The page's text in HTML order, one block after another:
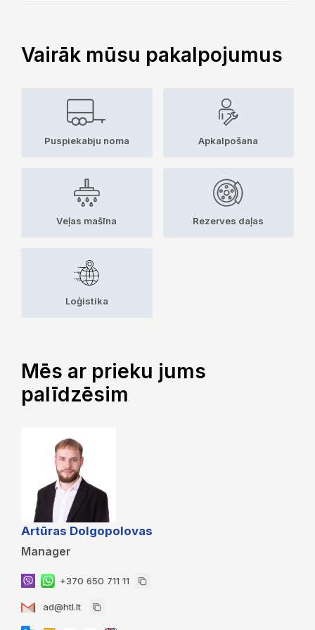
Vairāk mūsu pakalpojumus
Puspiekabju noma Apkalpošana
Veļas mašīna Rezerves daļas
Loģistika
Mēs ar prieku jums
palīdzēsim
Artūras Dolgopolovas
Manager
+370 650 711 11
ad@htl.lt